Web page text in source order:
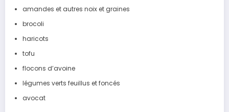
amandes et autres noix et graines
brocoli
haricots
tofu
flocons d’avoine
légumes verts feuillus et foncés
avocat